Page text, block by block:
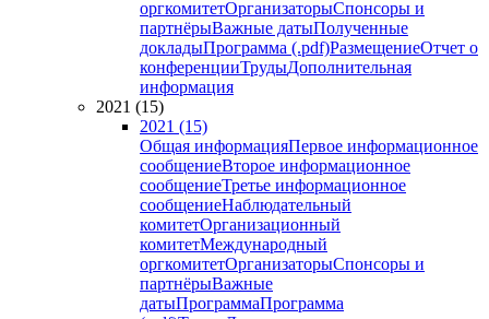
оргкомитетОрганизаторыСпонсоры и
партнёрыВажные датыПолученные
докладыПрограмма (.pdf)РазмещениеОтчет о
конференцииТрудыДополнительная
информация
2021 (15)
2021 (15)
Общая информацияПервое информационное
сообщениеВторое информационное
сообщениеТретье информационное
сообщениеНаблюдательный
комитетОрганизационный
комитетМеждународный
оргкомитетОрганизаторыСпонсоры и
партнёрыВажные
датыПрограммаПрограмма